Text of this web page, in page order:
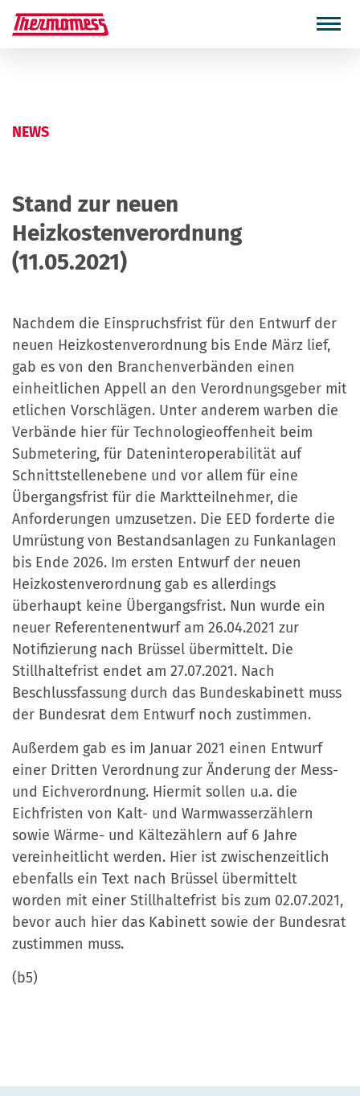
NEWS
Stand zur neuen
Heizkostenverordnung
(11.05.2021)
Nachdem die Einspruchsfrist für den Entwurf der
neuen Heizkostenverordnung bis Ende März lief,
gab es von den Branchenverbänden einen
einheitlichen Appell an den Verordnungsgeber mit
etlichen Vorschlägen. Unter anderem warben die
Verbände hier für Technologieoffenheit beim
Submetering, für Dateninteroperabilität auf
Schnittstellenebene und vor allem für eine
Übergangsfrist für die Marktteilnehmer, die
Anforderungen umzusetzen. Die EED forderte die
Umrüstung von Bestandsanlagen zu Funkanlagen
bis Ende 2026. Im ersten Entwurf der neuen
Heizkostenverordnung gab es allerdings
überhaupt keine Übergangsfrist. Nun wurde ein
neuer Referentenentwurf am 26.04.2021 zur
Notifizierung nach Brüssel übermittelt. Die
Stillhaltefrist endet am 27.07.2021. Nach
Beschlussfassung durch das Bundeskabinett muss
der Bundesrat dem Entwurf noch zustimmen.
Außerdem gab es im Januar 2021 einen Entwurf
einer Dritten Verordnung zur Änderung der Mess-
und Eichverordnung. Hiermit sollen u.a. die
Eichfristen von Kalt- und Warmwasserzählern
sowie Wärme- und Kältezählern auf 6 Jahre
vereinheitlicht werden. Hier ist zwischenzeitlich
ebenfalls ein Text nach Brüssel übermittelt
worden mit einer Stillhaltefrist bis zum 02.07.2021,
bevor auch hier das Kabinett sowie der Bundesrat
zustimmen muss.
(b5)